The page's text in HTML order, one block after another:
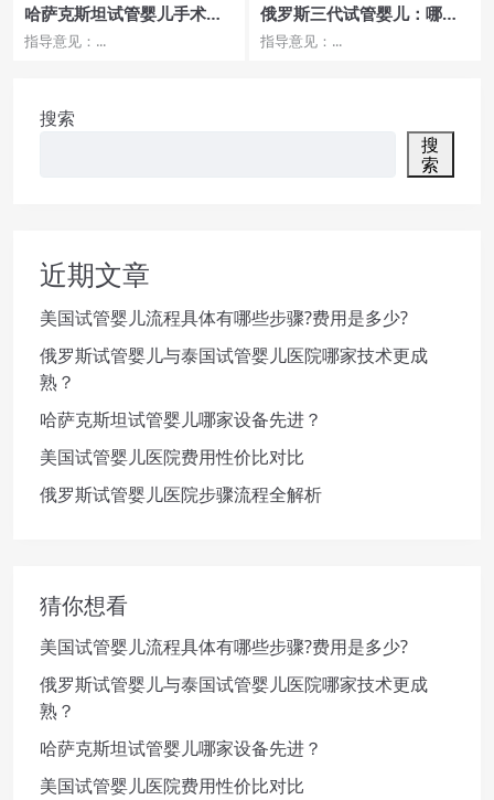
哈萨克斯坦试管婴儿手术费
用，一次手术大概多少？
指导意见：...
俄罗斯三代试管婴儿：哪家
医院排名靠前，流程更规
范？
指导意见：...
搜索
搜
索
近期文章
美国试管婴儿流程具体有哪些步骤?费用是多少?
俄罗斯试管婴儿与泰国试管婴儿医院哪家技术更成
熟？
哈萨克斯坦试管婴儿哪家设备先进？
美国试管婴儿医院费用性价比对比
俄罗斯试管婴儿医院步骤流程全解析
猜你想看
美国试管婴儿流程具体有哪些步骤?费用是多少?
俄罗斯试管婴儿与泰国试管婴儿医院哪家技术更成
熟？
哈萨克斯坦试管婴儿哪家设备先进？
美国试管婴儿医院费用性价比对比